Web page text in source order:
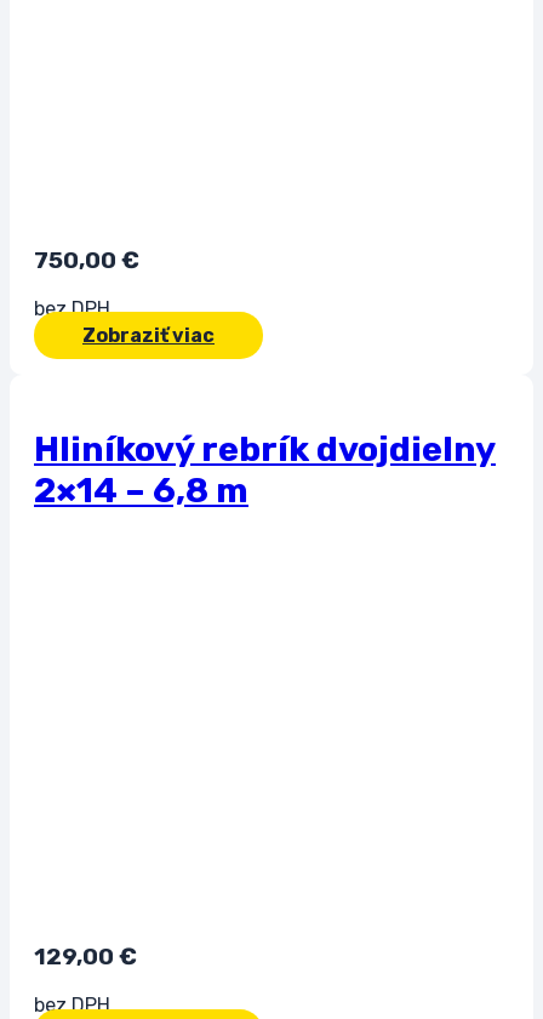
750,00 €
bez DPH
Zobraziť viac
Hliníkový rebrík dvojdielny
2×14 – 6,8 m
129,00 €
bez DPH